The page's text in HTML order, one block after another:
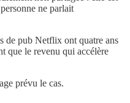
ne parlait
de pub Netflix ont quatre ans
que le revenu qui accélère
prévu le cas.